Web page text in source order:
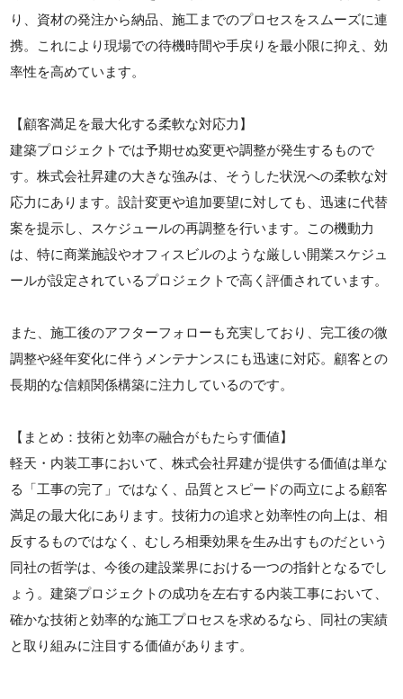
り、資材の発注から納品、施工までのプロセスをスムーズに連
携。これにより現場での待機時間や手戻りを最小限に抑え、効
率性を高めています。
【顧客満足を最大化する柔軟な対応力】
建築プロジェクトでは予期せぬ変更や調整が発生するもので
す。株式会社昇建の大きな強みは、そうした状況への柔軟な対
応力にあります。設計変更や追加要望に対しても、迅速に代替
案を提示し、スケジュールの再調整を行います。この機動力
は、特に商業施設やオフィスビルのような厳しい開業スケジュ
ールが設定されているプロジェクトで高く評価されています。
また、施工後のアフターフォローも充実しており、完工後の微
調整や経年変化に伴うメンテナンスにも迅速に対応。顧客との
長期的な信頼関係構築に注力しているのです。
【まとめ：技術と効率の融合がもたらす価値】
軽天・内装工事において、株式会社昇建が提供する価値は単な
る「工事の完了」ではなく、品質とスピードの両立による顧客
満足の最大化にあります。技術力の追求と効率性の向上は、相
反するものではなく、むしろ相乗効果を生み出すものだという
同社の哲学は、今後の建設業界における一つの指針となるでし
ょう。建築プロジェクトの成功を左右する内装工事において、
確かな技術と効率的な施工プロセスを求めるなら、同社の実績
と取り組みに注目する価値があります。